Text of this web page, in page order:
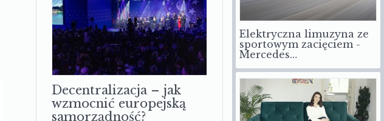
Decentralizacja – jak
wzmocnić europejską
Elektryczna limuzyna ze
sportowym zacięciem -
Mercedes…